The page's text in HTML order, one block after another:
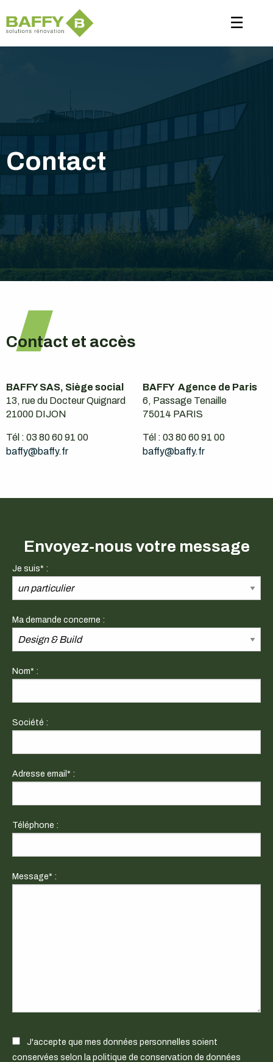
Panneau de gestion des cookies
☰
Contact
Contact et accès
BAFFY SAS, Siège social
13, rue du Docteur Quignard
21000 DIJON
Tél : 03 80 60 91 00
baffy@baffy.fr
BAFFY Agence de Paris
6, Passage Tenaille
75014 PARIS
Tél : 03 80 60 91 00
baffy@baffy.fr
Envoyez-nous votre message
Je suis* :
Ma demande concerne :
Nom* :
Société :
Adresse email* :
Téléphone :
Message* :
J'accepte que mes données personnelles soient
conservées selon la politique de conservation de données